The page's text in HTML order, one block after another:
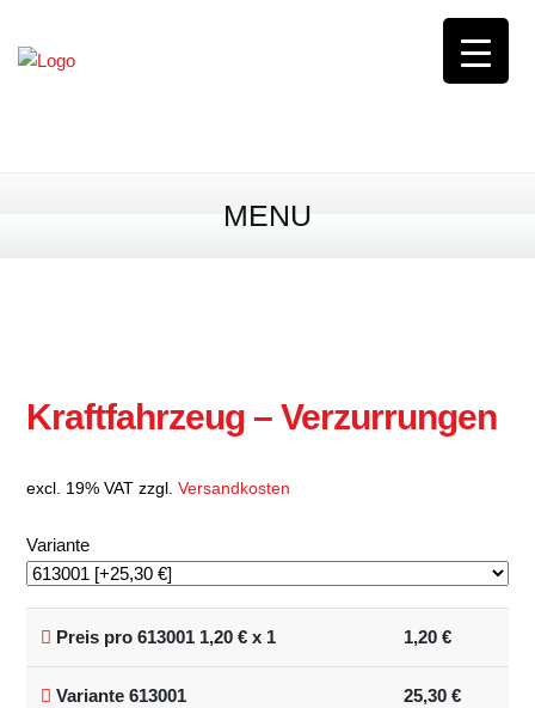
0163 / 8 44 56 00
MENU
Kraftfahrzeug – Verzurrungen
excl. 19% VAT zzgl. Versandkosten
Variante
Preis pro 613001 1,20 € x 1 1,20 €
Variante 613001 25,30 €